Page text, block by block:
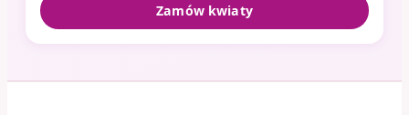
Zamów kwiaty